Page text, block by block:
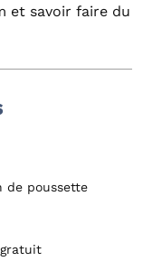
et savoir faire du
de poussette